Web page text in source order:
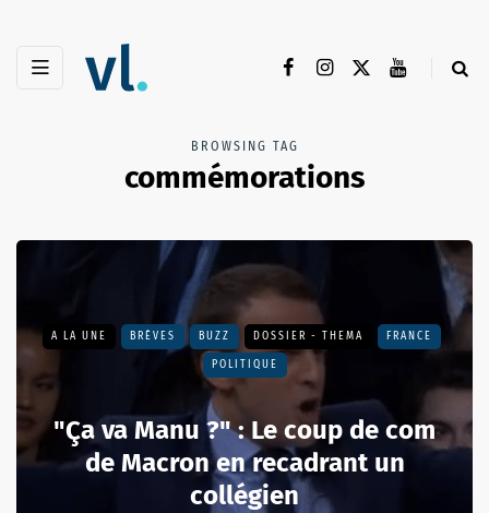
BROWSING TAG
commémorations
A LA UNE BRÈVES BUZZ DOSSIER - THEMA FRANCE
POLITIQUE
"Ça va Manu ?" : Le coup de com
de Macron en recadrant un
collégien